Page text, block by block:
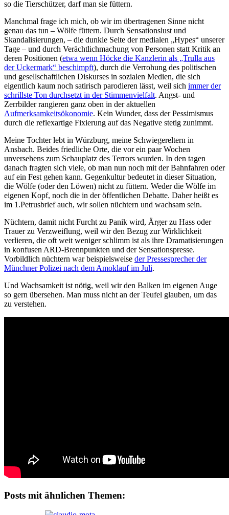
so die Tierschützer, darf man sie füttern.
Manchmal frage ich mich, ob wir im übertragenen Sinne nicht
genau das tun – Wölfe füttern. Durch Sensationslust und
Skandalisierungen, – die dunkle Seite der medialen „Hypes“ unserer
Tage – und durch Verächtlichmachung von Personen statt Kritik an
deren Positionen (etwa wenn Höcke die Kanzlerin als „Trulla aus
der Uckermark“ beschimpft), durch die Verrohung des politischen
und gesellschaftlichen Diskurses in sozialen Medien, die sich
eigentlich kaum noch satirisch parodieren lässt, weil sich immer der
schrillste Ton durchsetzt in der Stimmenvielfalt. Angst- und
Zerrbilder rangieren ganz oben in der aktuellen
Aufmerksamkeitsökonomie. Kein Wunder, dass der Pessimismus
durch die reflexartige Fixierung auf das Negative stetig zunimmt.
Meine Tochter lebt in Würzburg, meine Schwiegereltern in
Ansbach. Beides friedliche Orte, die vor ein paar Wochen
unversehens zum Schauplatz des Terrors wurden. In den tagen
danach fragten sich viele, ob man nun noch mit der Bahnfahren oder
auf ein Fest gehen kann. Gegenkultur bedeutet in dieser Situation,
die Wölfe (oder den Löwen) nicht zu füttern. Weder die Wölfe im
eigenen Kopf, noch die in der öffentlichen Debatte. Daher heißt es
im 1.Petrusbrief auch, wir sollen nüchtern und wachsam sein.
Nüchtern, damit nicht Furcht zu Panik wird, Ärger zu Hass oder
Trauer zu Verzweiflung, weil wir den Bezug zur Wirklichkeit
verlieren, die oft weit weniger schlimm ist als ihre Dramatisierungen
in konfusen ARD-Brennpunkten und der Sensationspresse.
Vorbildlich nüchtern war beispielsweise der Pressesprecher der
Münchner Polizei nach dem Amoklauf im Juli.
Und Wachsamkeit ist nötig, weil wir den Balken im eigenen Auge
so gern übersehen. Man muss nicht an der Teufel glauben, um das
zu verstehen.
Posts mit ähnlichen Themen: